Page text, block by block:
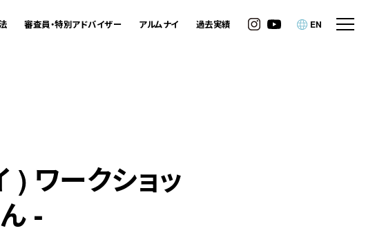
審査員・特別アドバイザー アルムナイ 過去実績 EN
) ワークショッ
-